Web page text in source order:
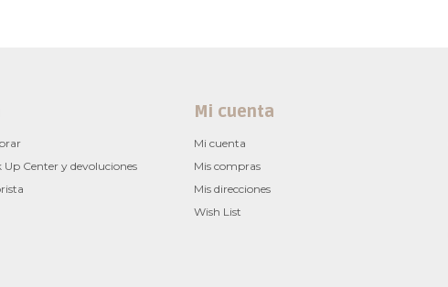
Up Center y devoluciones
Mi cuenta
Mi cuenta
Mis compras
Mis direcciones
Wish List